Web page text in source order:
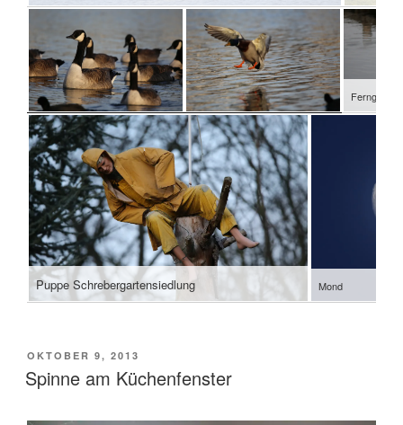
Puppe Schrebergartensiedlung Mond
VERÖFFENTLICHT
AM
OKTOBER 9, 2013
Spinne am Küchenfenster